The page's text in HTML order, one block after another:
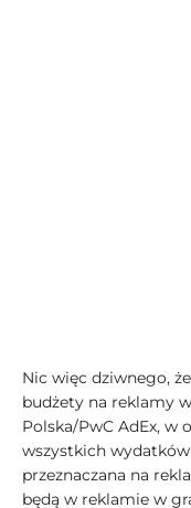
Nic więc dziwnego,
budżety na reklamy
Polska/PwC AdEx, w
wszystkich
przeznaczana na
będą w reklamie w